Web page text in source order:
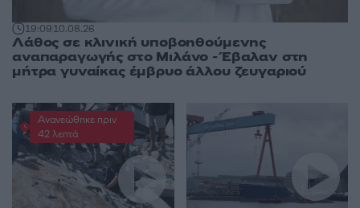
19:0910.08.26
Λάθος σε κλινική υποβοηθούμενης
αναπαραγωγής στο Μιλάνο - Έβαλαν στη
μήτρα γυναίκας έμβρυο άλλου ζευγαριού
Ανανεώθηκε πριν
42 λεπτά